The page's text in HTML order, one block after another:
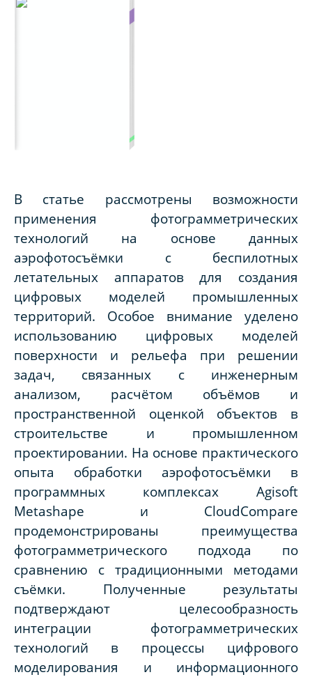
В статье рассмотрены возможности
применения фотограмметрических
технологий на основе данных
аэрофотосъёмки с беспилотных
летательных аппаратов для создания
цифровых моделей промышленных
территорий. Особое внимание уделено
использованию цифровых моделей
поверхности и рельефа при решении
задач, связанных с инженерным
анализом, расчётом объёмов и
пространственной оценкой объектов в
строительстве и промышленном
проектировании. На основе практического
опыта обработки аэрофотосъёмки в
программных комплексах Agisoft
Metashape и CloudCompare
продемонстрированы преимущества
фотограмметрического подхода по
сравнению с традиционными методами
съёмки. Полученные результаты
подтверждают целесообразность
интеграции фотограмметрических
технологий в процессы цифрового
моделирования и информационного